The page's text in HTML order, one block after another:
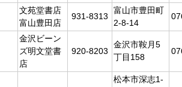
文苑堂書店
富山豊田店
931-8313
富山市豊田町
2-8-14
金沢ビーン
ズ明文堂書
店
920-8203
金沢市鞍月5
丁目158
松本市深志1-